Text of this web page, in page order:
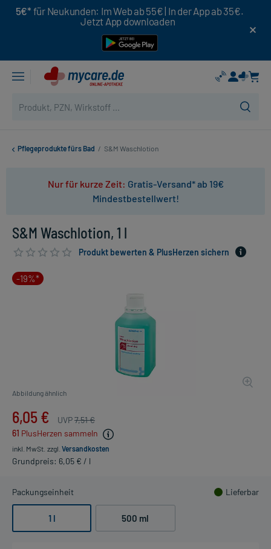
5€* für Neukunden: Im Web ab 55€ | In der App ab 35€.
Jetzt App downloaden
Pflegeprodukte fürs Bad / S&M Waschlotion
Nur für kurze Zeit: Gratis-Versand* ab 19€
Mindestbestellwert!
S&M Waschlotion, 1 l
Produkt bewerten & PlusHerzen sichern
-19%*
Abbildung ähnlich
6,05 € UVP7,51 €
61 PlusHerzen sammeln
inkl. MwSt. zzgl. Versandkosten
Grundpreis: 6,05 € / l
Packungseinheit Lieferbar
1 l 500 ml